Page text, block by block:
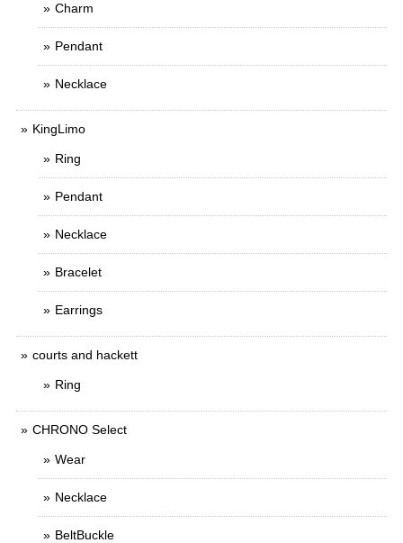
Charm
Pendant
Necklace
KingLimo
Ring
Pendant
Necklace
Bracelet
Earrings
courts and hackett
Ring
CHRONO Select
Wear
Necklace
BeltBuckle